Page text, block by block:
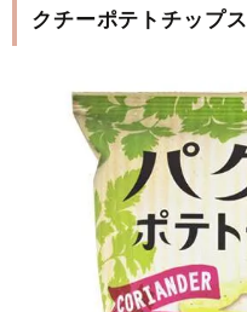
クチーポテトチップス